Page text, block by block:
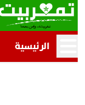
الرئيسية